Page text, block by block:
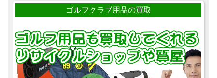
ゴルフクラブ用品の買取